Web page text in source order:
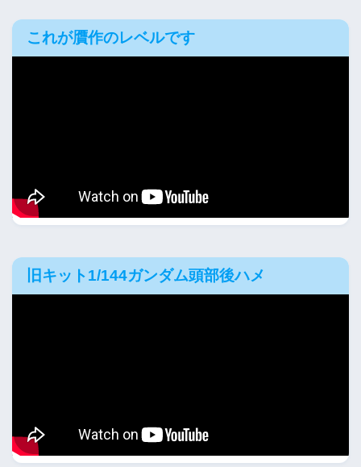
これが贋作のレベルです
旧キット1/144ガンダム頭部後ハメ